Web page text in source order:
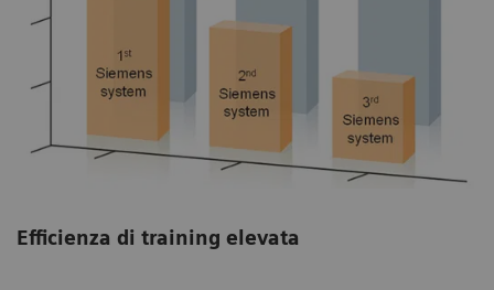
Efficienza di training elevata